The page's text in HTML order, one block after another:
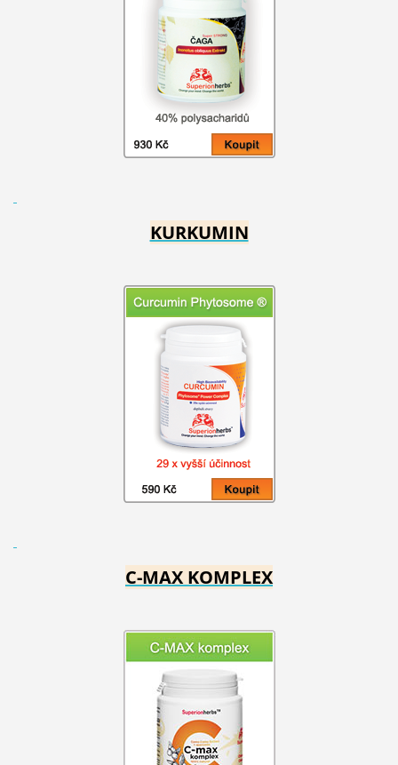
KURKUMIN
C-MAX KOMPLEX